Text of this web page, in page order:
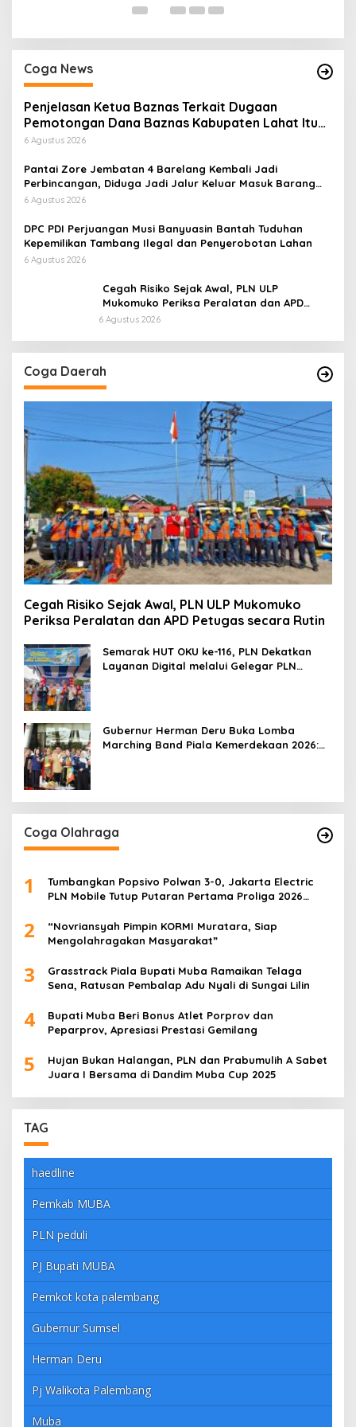
Coga News
Penjelasan Ketua Baznas Terkait Dugaan
Pemotongan Dana Baznas Kabupaten Lahat Itu
Tidak Benar
6 Agustus 2026
Pantai Zore Jembatan 4 Barelang Kembali Jadi
Perbincangan, Diduga Jadi Jalur Keluar Masuk Barang
Tanpa Dokumen Kepabeanan, Nama Berinisial WL
di Kawasan Pesisir
6 Agustus 2026
DPC PDI Perjuangan Musi Banyuasin Bantah Tuduhan
Kepemilikan Tambang Ilegal dan Penyerobotan Lahan
6 Agustus 2026
Cegah Risiko Sejak Awal, PLN ULP
Mukomuko Periksa Peralatan dan APD
Petugas secara Rutin
6 Agustus 2026
Coga Daerah
Cegah Risiko Sejak Awal, PLN ULP Mukomuko
Periksa Peralatan dan APD Petugas secara Rutin
Semarak HUT OKU ke-116, PLN Dekatkan
Layanan Digital melalui Gelegar PLN
Gubernur Herman Deru Buka Lomba
Marching Band Piala Kemerdekaan 2026:
Coga Olahraga
1
Tumbangkan Popsivo Polwan 3-0, Jakarta Electric
PLN Mobile Tutup Putaran Pertama Proliga 2026
2
“Novriansyah Pimpin KORMI Muratara, Siap
Mengolahragakan Masyarakat”
3
Grasstrack Piala Bupati Muba Ramaikan Telaga
Sena, Ratusan Pembalap Adu Nyali di Sungai Lilin
4
Bupati Muba Beri Bonus Atlet Porprov dan
Peparprov, Apresiasi Prestasi Gemilang
5
Hujan Bukan Halangan, PLN dan Prabumulih A Sabet
Juara I Bersama di Dandim Muba Cup 2025
TAG
haedline
Pemkab MUBA
PLN peduli
PJ Bupati MUBA
Pemkot kota palembang
Gubernur Sumsel
Herman Deru
Pj Walikota Palembang
Muba